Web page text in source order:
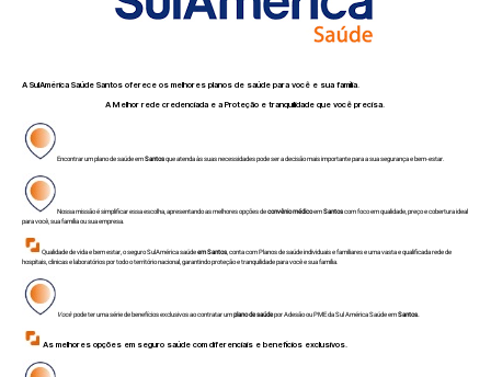
A SulAmérica Saúde Santos oferece os melhores planos de saúde para você e sua família.
A Melhor rede credenciada e a Proteção e tranquilidade que você precisa.
Encontrar um plano de saúde emSantosque atenda às suas necessidades pode ser a decisão mais importante para a sua segurança e bem-estar.
Nossa missão é simplificar essa escolha, apresentando as melhores opções deconvênio médicoemSantoscom foco em qualidade, preço e cobertura ideal
para você, sua família ou sua empresa.
Qualidade de vida e bem estar, o seguro SulAmérica saúdeem Santos , conta com Planos de saúde individuais e familiares e uma vasta e qualificada rede de
hospitais, clinicas e laboratórios por todo o território nacional, garantindo proteção e tranquilidade para você e sua família.
Vocêpode ter uma série de benefícios exclusivos ao contratar umplano de saúdepor Adesão ou PME da Sul América Saúde emSantos.
As melhores opções em seguro saúde com diferenciais e benefícios exclusivos.